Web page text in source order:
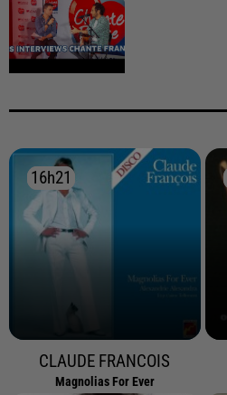
16h21
16h21
CLAUDE FRANCOIS
Magnolias For Ever